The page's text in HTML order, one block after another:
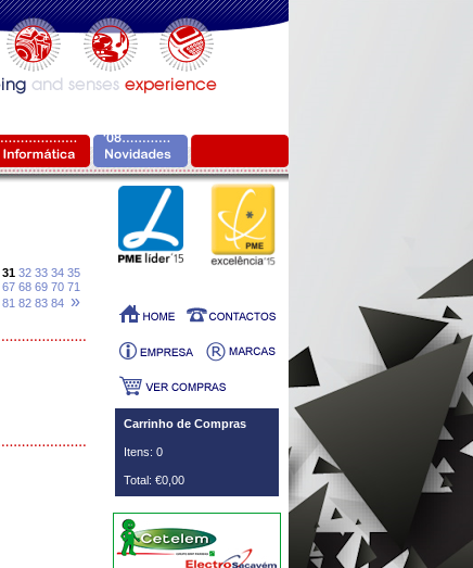
31 32 33 34 35
67 68 69 70 71
81 82 83 84 »
Carrinho de Compras
Itens: 0
Total: €0,00